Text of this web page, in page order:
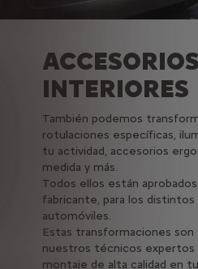
ACCESORIOS
INTERIORES
También podemos
rotulaciones específicas,
tu actividad, accesorios
medida y más.
Todos ellos están
fabricante, para los
automóviles.
Estas transformaciones son
nuestros técnicos expertos
montaje de alta calidad en